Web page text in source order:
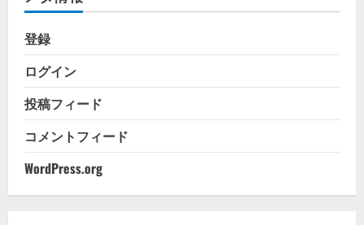
登録
ログイン
投稿フィード
コメントフィード
WordPress.org